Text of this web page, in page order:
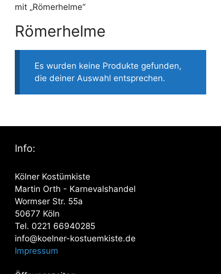
mit „Römerhelme“
Römerhelme
Es wurden keine Produkte gefunden,
die deiner Auswahl entsprechen.
Info:
Kölner Kostümkiste
Martin Orth - Karnevalshandel
Wormser Str. 55a
50677 Köln
Tel. 0221 66940285
info@koelner-kostuemkiste.de
Impressum